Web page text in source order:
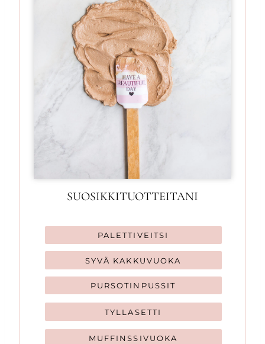
SUOSIKKITUOTTEITANI
PALETTIVEITSI
SYVÄ KAKKUVUOKA
PURSOTINPUSSIT
TYLLASETTI
MUFFINSSIVUOKA